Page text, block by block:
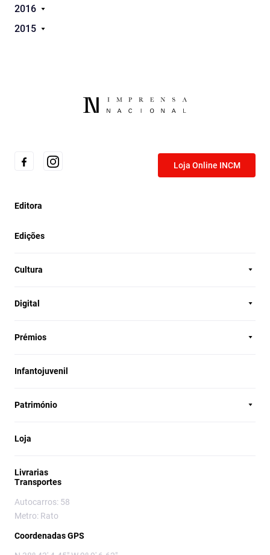
2016
2015
Loja Online INCM
Editora
Edições
Cultura
Digital
Prémios
Infantojuvenil
Património
Loja
Livrarias
Transportes
Autocarros: 58
Metro: Rato
Coordenadas GPS